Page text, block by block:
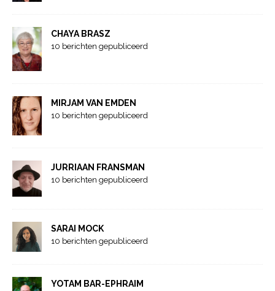
CHAYA BRASZ
10 berichten gepubliceerd
MIRJAM VAN EMDEN
10 berichten gepubliceerd
JURRIAAN FRANSMAN
10 berichten gepubliceerd
SARAI MOCK
10 berichten gepubliceerd
YOTAM BAR-EPHRAIM